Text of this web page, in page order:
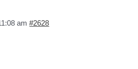
am #2628